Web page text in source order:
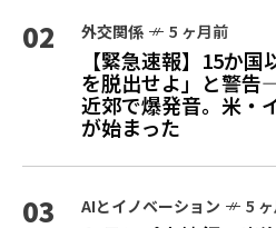
02 外交関係 5 ヶ月前
【緊急速報】15か
を脱出せよ」と警告
近郊で爆発音。米・
が始まった
03 AIとイノベーション 5